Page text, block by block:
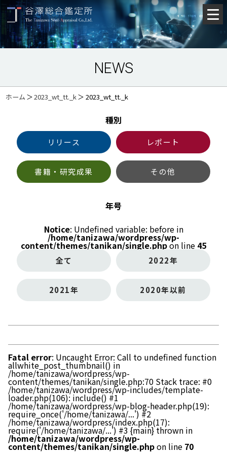
NEWS
ホーム ＞2023_wt_tt._k＞ 2023_wt_tt._k
種別
リリース レポート
書籍・研究成果 その他
年号
Notice: Undefined variable: before in
/home/tanizawa/wordpress/wp-
content/themes/tanikan/single.phpon line 45
全て 2022年
2021年 2020年以前
Fatal error: Uncaught Error: Call to undefined function
allwhite_post_thumbnail() in
/home/tanizawa/wordpress/wp-
content/themes/tanikan/single.php:70 Stack trace: #0
/home/tanizawa/wordpress/wp-includes/template-
loader.php(106): include() #1
/home/tanizawa/wordpress/wp-blog-header.php(19):
require_once('/home/tanizawa/...') #2
/home/tanizawa/wordpress/index.php(17):
require('/home/tanizawa/...') #3 {main} thrown in
/home/tanizawa/wordpress/wp-
content/themes/tanikan/single.phpon line 70